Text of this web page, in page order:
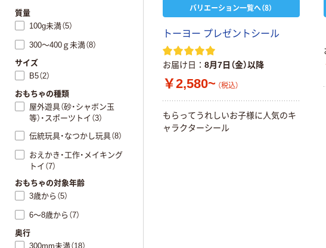
バリエーション一覧へ（8）
トーヨー プレゼントシール
お届け日 8月7日（金）以降
￥2,580~ （税込）
もらってうれしいお子様に人気のキ
ャラクターシール
質量
100g未満（5）
300～400ｇ未満（8）
サイズ
B5（2）
おもちゃの種類
屋外遊具（砂・シャボン玉
等）・スポーツトイ（3）
伝統玩具・なつかし玩具（8）
おえかき・工作・メイキング
トイ（7）
おもちゃの対象年齢
3歳から（5）
6～8歳から（7）
奥行
300mm未満（18）